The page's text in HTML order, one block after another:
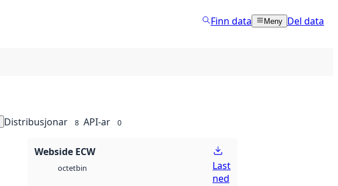
Finn data Meny Del data
Distribusjonar 8 API-ar 0
Webside ECW
octetbin
Last
ned